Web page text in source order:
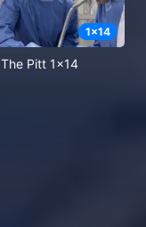
1x14
The Pitt 1x14